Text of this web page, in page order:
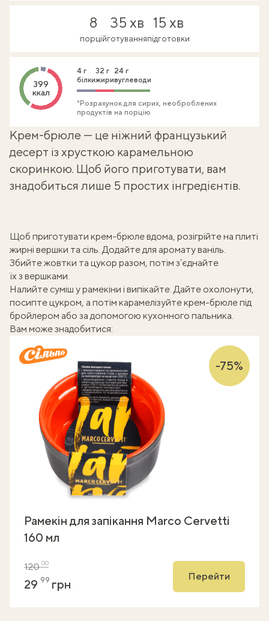
8
порцій
35 хв
готування
15 хв
підготовки
399
ккал
4 г
білки
32 г
жири
24 г
вуглеводи
*Розрахунок для сирих, необроблених
продуктів на порцію
Крем-брюле — це ніжний французький
десерт із хрусткою карамельною
скоринкою. Щоб його приготувати, вам
знадобиться лише 5 простих інгредієнтів.
Щоб приготувати крем-брюле вдома, розігрійте на плиті
жирні вершки та сіль. Додайтедля аромату ваніль.
Збийте жовтки та цукор разом, потім з’єднайте
їх з вершками.
Налийте суміш у рамекіни і випікайте. Дайте охолонути,
посипте цукром, а потім карамелізуйте крем-брюле під
бройлером або за допомогою кухонного пальника.
Вам може знадобитися:
-75%
Рамекін для запікання Marco Cervetti
160 мл
12000
29 99 грн
Перейти